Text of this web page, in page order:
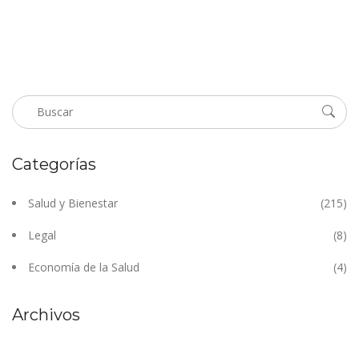
Categorías
Salud y Bienestar (215)
Legal (8)
Economía de la Salud (4)
Archivos